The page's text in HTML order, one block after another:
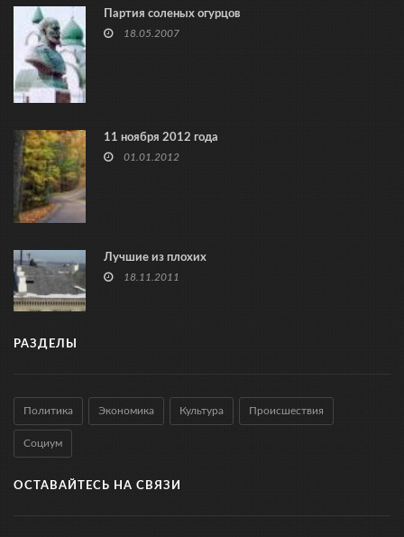
Партия соленых огурцов
18.05.2007
11 ноября 2012 года
01.01.2012
Лучшие из плохих
18.11.2011
РАЗДЕЛЫ
Политика Экономика Культура Происшествия
Социум
ОСТАВАЙТЕСЬ НА СВЯЗИ